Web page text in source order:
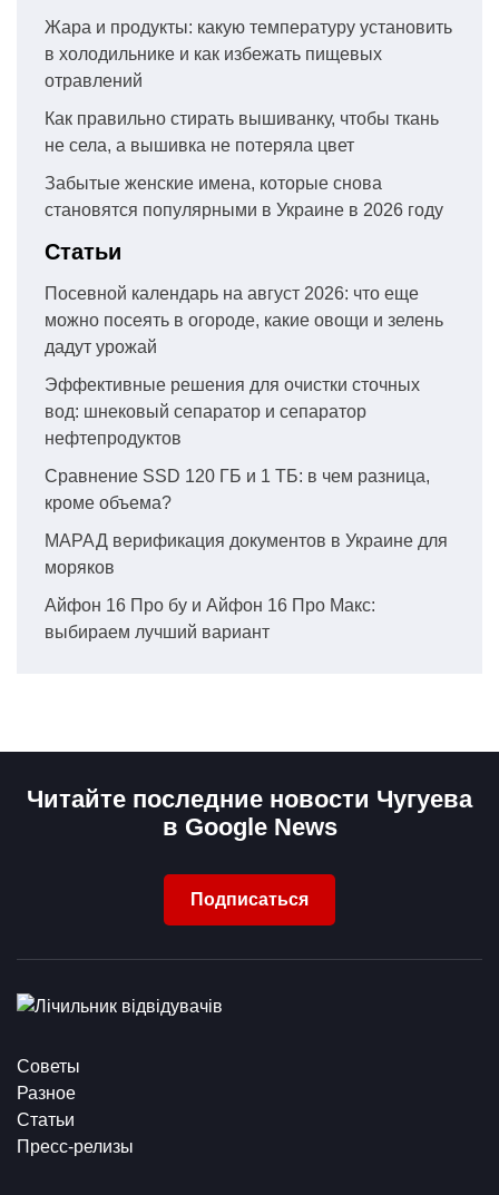
Жара и продукты: какую температуру установить
в холодильнике и как избежать пищевых
отравлений
Как правильно стирать вышиванку, чтобы ткань
не села, а вышивка не потеряла цвет
Забытые женские имена, которые снова
становятся популярными в Украине в 2026 году
Статьи
Посевной календарь на август 2026: что еще
можно посеять в огороде, какие овощи и зелень
дадут урожай
Эффективные решения для очистки сточных
вод: шнековый сепаратор и сепаратор
нефтепродуктов
Сравнение SSD 120 ГБ и 1 ТБ: в чем разница,
кроме объема?
МАРАД верификация документов в Украине для
моряков
Айфон 16 Про бу и Айфон 16 Про Макс:
выбираем лучший вариант
Читайте последние новости Чугуева
в Google News
Подписаться
Советы
Разное
Статьи
Пресс-релизы